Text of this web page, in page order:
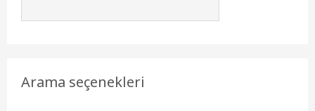
Arama seçenekleri